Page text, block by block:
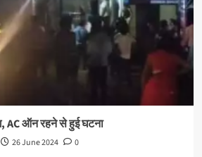
AC ऑन रहने से हुई घटना
26 June 2024 0